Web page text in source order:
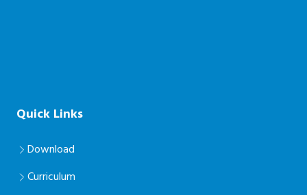
Quick Links
Download
Curriculum